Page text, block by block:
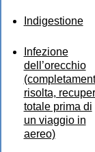
Indigestione
Infezione
dell’orecchio
risolta,
totale prima di
un viaggio in
aereo)